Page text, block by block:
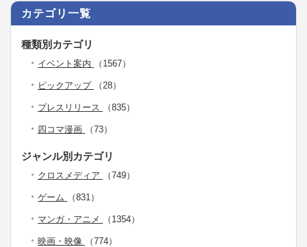
カテゴリ一覧
種類別カテゴリ
イベント案内 （1567）
ピックアップ （28）
プレスリリース （835）
四コマ漫画 （73）
ジャンル別カテゴリ
クロスメディア （749）
ゲーム （831）
マンガ・アニメ （1354）
映画・映像 （774）